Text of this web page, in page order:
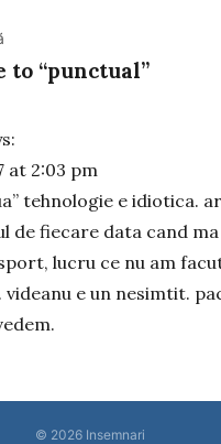
to “punctual”
at 2:03 pm
tehnologie e idiotica.
de fiecare data cand
lucru ce nu am
e un nesimtit.
© 2026 Insemnari